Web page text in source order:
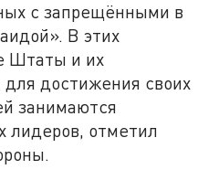
с запрещёнными в
В этих
Штаты и их
достижения своих
занимаются
лидеров, отметил